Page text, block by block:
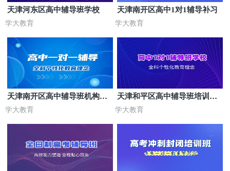
天津河东区高中辅导班学校
学大教育
天津南开区高中1对1辅导补习
学大教育
天津南开区高中辅导班机构哪
家好
学大教育
天津和平区高中辅导班培训机
构
学大教育